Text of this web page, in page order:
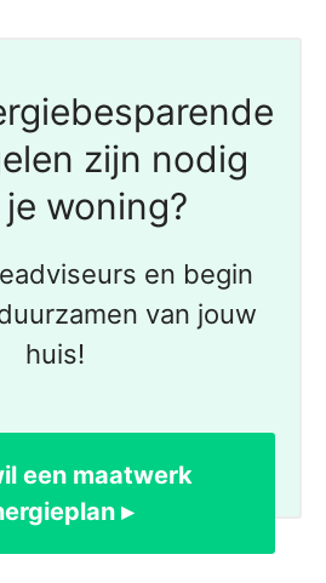
zijn nodig
woning?
en begin
van jouw
huis!
een maatwerk
▸